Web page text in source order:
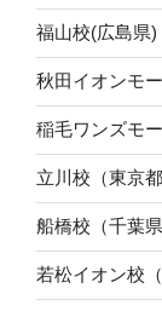
福山校(広島県)
秋田イオンモ
稲毛ワンズモ
立川校（東京都
船橋校（千葉県
若松イオン校（